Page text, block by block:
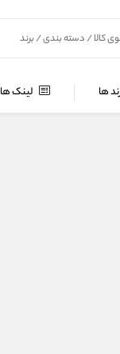
ها لینک ها